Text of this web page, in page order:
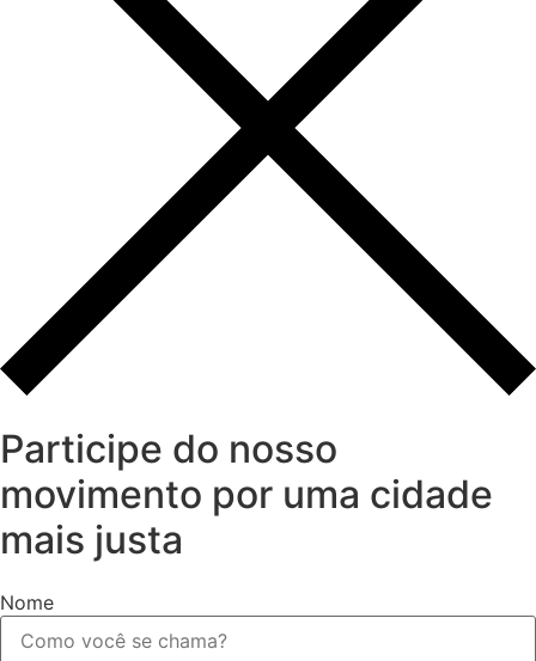
Participe do nosso
movimento por uma cidade
mais justa
Nome